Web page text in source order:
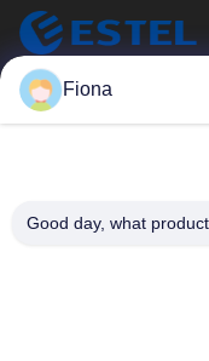
ESTEL
집
Fiona
Good day, what